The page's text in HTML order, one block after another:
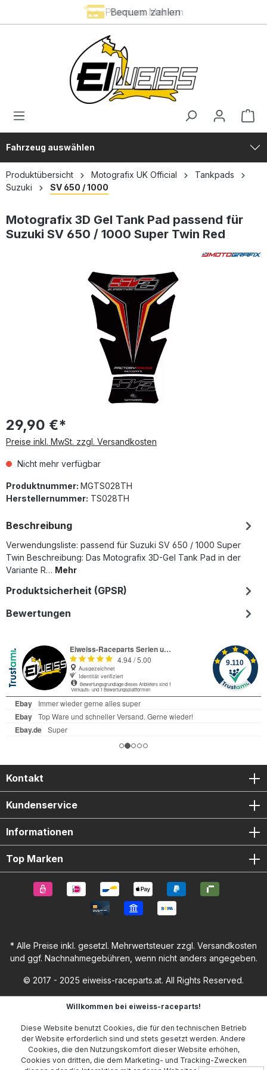
Premium Marken
Bequem zahlen
Fahrzeug auswählen
Produktübersicht Motografix UK Official
Tankpads
Suzuki
SV 650 / 1000
Motografix 3D Gel Tank Pad passend für
Suzuki SV 650 / 1000 Super Twin Red
Bildergalerie überspringen
29,90 €*
Preise inkl. MwSt. zzgl. Versandkosten
Nicht mehr verfügbar
Produktnummer: MGTS028TH
Herstellernummer: TS028TH
Beschreibung
Verwendungsliste: passend für Suzuki SV 650 / 1000 Super
Twin Beschreibung: Das Motografix 3D-Gel Tank Pad in der
Variante R… Mehr
Produktsicherheit (GPSR)
Bewertungen
Kontakt
Kundenservice
Informationen
Top Marken
* Alle Preise inkl. gesetzl. Mehrwertsteuer zzgl. Versandkosten
und ggf. Nachnahmegebühren, wenn nicht anders angegeben.
© 2017 - 2025 eiweiss-raceparts.at. All Rights Reserved.
Willkommen bei eiweiss-raceparts!
Diese Website benutzt Cookies, die für den technischen Betrieb
der Website erforderlich sind und stets gesetzt werden. Andere
Cookies, die den Nutzungskomfort dieser Website erhöhen,
Cookies von dritten, die dem Marketing- und Tracking-Zwecken